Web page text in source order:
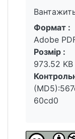
Формат :
Adobe
Розмір :
973.52 KB
60cd0